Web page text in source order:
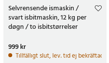
Selvrensende ismaskin /
svart isbitmaskin, 12 kg per
døgn / to isbitstørrelser
Pris:999 kr
999 kr
Tillfälligt slut, lev. tid ej bekräftad.